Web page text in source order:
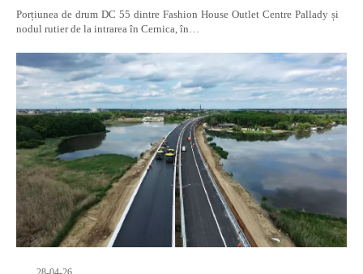
Porțiunea de drum DC 55 dintre Fashion House Outlet Centre Pallady și
nodul rutier de la intrarea în Cernica, în…